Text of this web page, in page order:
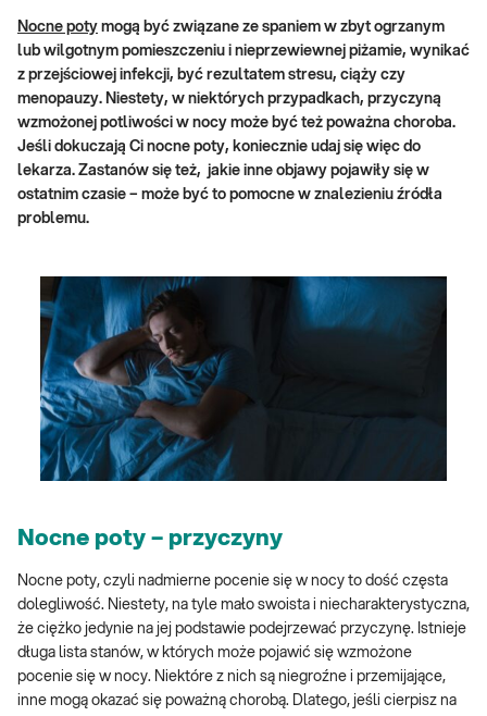
Nocne poty mogą być związane ze spaniem w zbyt ogrzanym
lub wilgotnym pomieszczeniu i nieprzewiewnej piżamie, wynikać
z przejściowej infekcji, być rezultatem stresu, ciąży czy
menopauzy. Niestety, w niektórych przypadkach, przyczyną
wzmożonej potliwości w nocy może być też poważna choroba.
Jeśli dokuczają Ci nocne poty, koniecznie udaj się więc do
lekarza. Zastanów się też, jakie inne objawy pojawiły się w
ostatnim czasie – może być to pomocne w znalezieniu źródła
problemu.
Nocne poty – przyczyny
Nocne poty, czyli nadmierne pocenie się w nocy to dość częsta
dolegliwość. Niestety, na tyle mało swoista i niecharakterystyczna,
że ciężko jedynie na jej podstawie podejrzewać przyczynę. Istnieje
długa lista stanów, w których może pojawić się wzmożone
pocenie się w nocy. Niektóre z nich są niegroźne i przemijające,
inne mogą okazać się poważną chorobą. Dlatego, jeśli cierpisz na